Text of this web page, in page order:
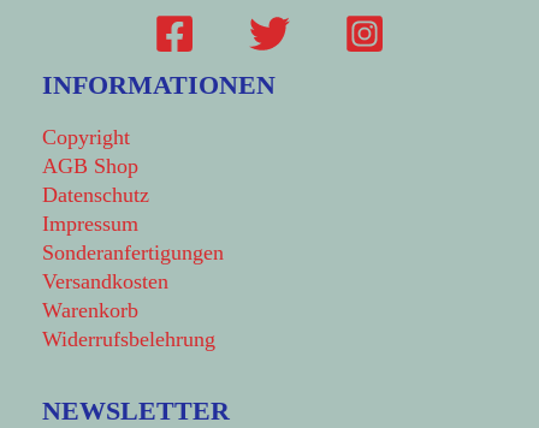
INFORMATIONEN
Copyright
AGB Shop
Datenschutz
Impressum
Sonderanfertigungen
Versandkosten
Warenkorb
Widerrufsbelehrung
NEWSLETTER